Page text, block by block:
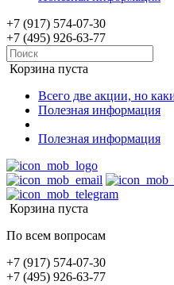
+7 (917) 574-07-30
+7 (495) 926-63-77
Корзина пуста
Всего две акции, но
Полезная информация
Полезная информация
Корзина пуста
По всем вопросам
+7 (917) 574-07-30
+7 (495) 926-63-77